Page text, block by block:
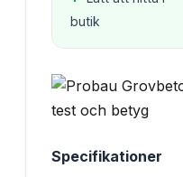
butik
Specifikationer